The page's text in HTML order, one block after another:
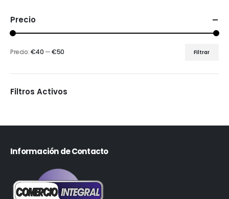
Precio
Filtrar
Precio: €40 —€50
Filtros Activos
Información de Contacto